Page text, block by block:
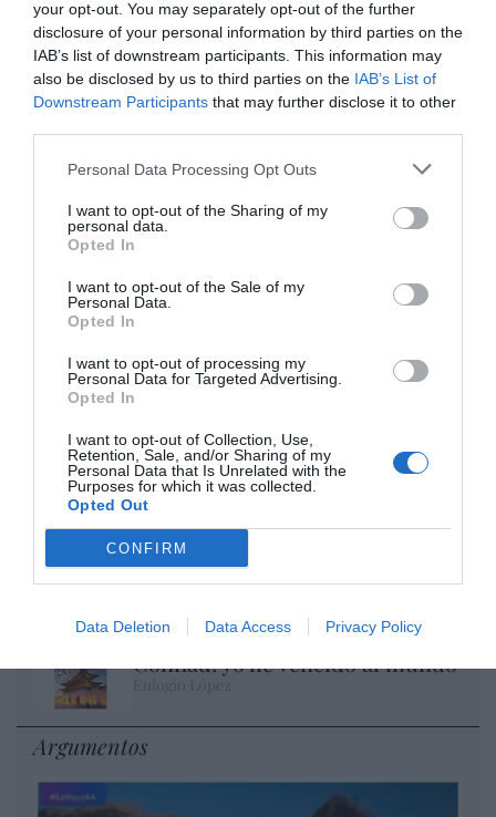
your opt-out. You may separately opt-out of the further
disclosure of your personal information by third parties on the
IAB’s list of downstream participants. This information may
also be disclosed by us to third parties on the IAB’s List of
Downstream Participants that may further disclose it to other
Personal Data Processing Opt Outs
I want to opt-out of the Sharing of my
personal data.
Opted In
I want to opt-out of the Sale of my
Personal Data.
Opted In
I want to opt-out of processing my
Personal Data for Targeted Advertising.
Opted In
I want to opt-out of Collection, Use,
Retention, Sale, and/or Sharing of my
Personal Data that Is Unrelated with the
Purposes for which it was collected.
Opted Out
CONFIRM
Data Deletion Data Access Privacy Policy
Artículos anteriores
Opinión
Enormes minucias
por Eulogio López
No perdamos el norte: la emigración es
mala
Eulogio López
Milagros de nuestro tiempo
Eulogio López
Confiad: yo he vencido al mundo
Argumentos